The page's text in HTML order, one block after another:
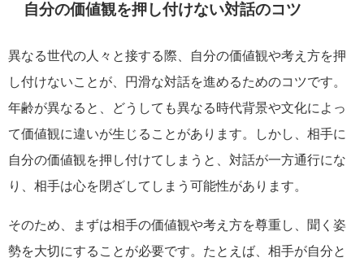
自分の価値観を押し付けない対話のコツ
異なる世代の人々と接する際、自分の価値観や考え方を押
し付けないことが、円滑な対話を進めるためのコツです。
年齢が異なると、どうしても異なる時代背景や文化によっ
て価値観に違いが生じることがあります。しかし、相手に
自分の価値観を押し付けてしまうと、対話が一方通行にな
り、相手は心を閉ざしてしまう可能性があります。
そのため、まずは相手の価値観や考え方を尊重し、聞く姿
勢を大切にすることが必要です。たとえば、相手が自分と